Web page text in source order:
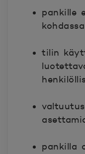
pankille
tilin
pankilla